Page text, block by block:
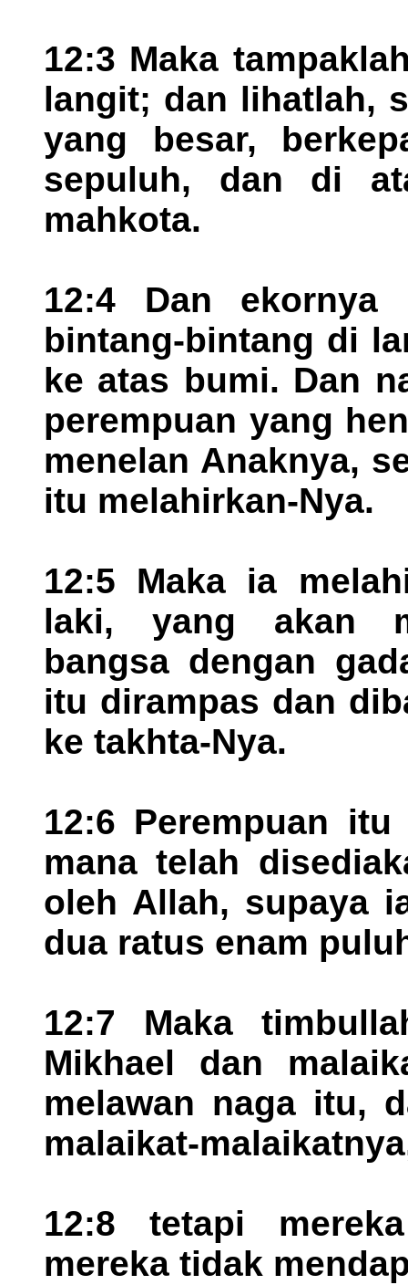
12:3 Maka
langit; dan lihatlah,
yang besar,
sepuluh, dan di
mahkota.
12:4 Dan ekornya
bintang-bintang di
ke atas bumi. Dan
perempuan yang
menelan Anaknya,
itu melahirkan-Nya.
12:5 Maka ia
laki, yang akan
bangsa dengan
itu dirampas dan
ke takhta-Nya.
12:6 Perempuan
mana telah
oleh Allah, supaya
dua ratus enam
12:7 Maka
Mikhael dan
melawan naga itu,
malaikat-
12:8 tetapi
mereka tidak